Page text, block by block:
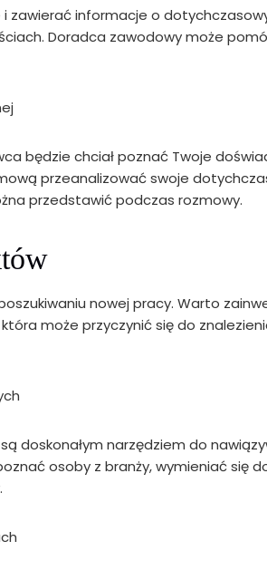
zawierać informacje o
Doradca zawodowy może
będzie chciał poznać Twoje
przeanalizować swoje
przedstawić podczas rozmowy.
nowej pracy. Warto
może przyczynić się do
doskonałym narzędziem do
osoby z branży, wymieniać się